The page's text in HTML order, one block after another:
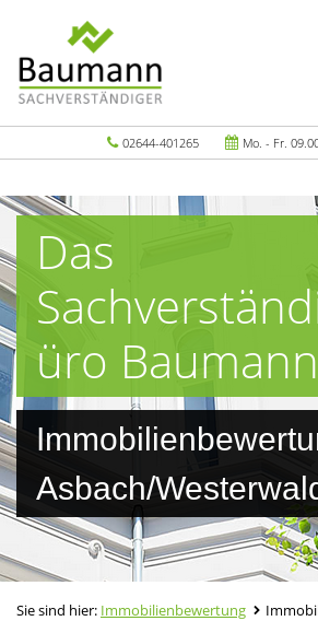
02644-401265 Mo. - Fr.
Das
üro Baumann
Asbach/
Sie sind hier: Immobilienbewertung